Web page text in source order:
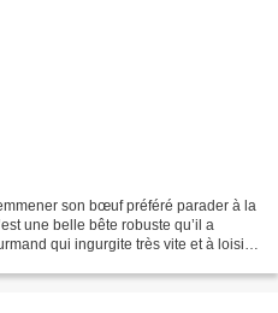
son bœuf préféré parader à la
une belle bête robuste qu’il a
qui ingurgite très vite et à loisir